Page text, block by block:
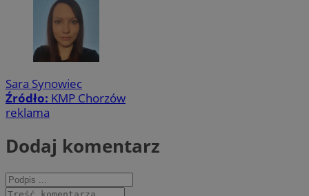
Sara Synowiec
Źródło: KMP Chorzów
reklama
Dodaj komentarz